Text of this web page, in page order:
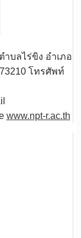
บลไร่ขิง อำเภอ
โทรศัพท์
www.npt-r.ac.th